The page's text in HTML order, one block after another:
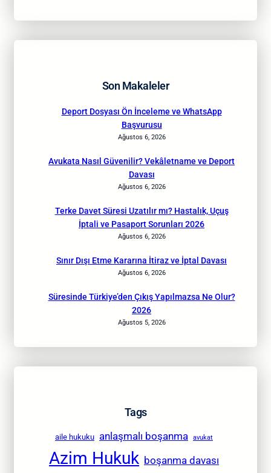
Son Makaleler
Deport Dosyası Ön İnceleme ve WhatsApp
Başvurusu
Ağustos 6, 2026
Avukata Nasıl Güvenilir? Vekâletname ve Deport
Davası
Ağustos 6, 2026
Terke Davet Süresi Uzatılır mı? Hastalık, Uçuş
İptali ve Pasaport Sorunları 2026
Ağustos 6, 2026
Sınır Dışı Etme Kararına İtiraz ve İptal Davası
Ağustos 6, 2026
Süresinde Türkiye’den Çıkış Yapılmazsa Ne Olur?
2026
Ağustos 5, 2026
Tags
aile hukuku anlaşmalı boşanma avukat
Azim Hukuk boşanma davası